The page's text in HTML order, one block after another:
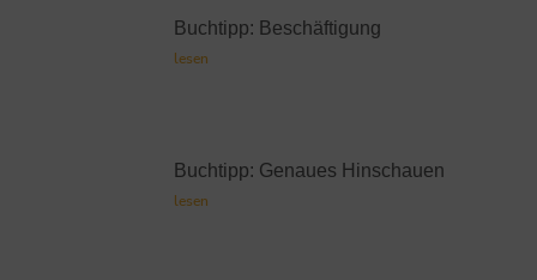
Buchtipp: Beschäftigung
lesen
Buchtipp: Genaues Hinschauen
lesen